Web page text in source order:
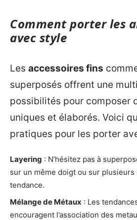
Comment porter les
avec style
Les accessoires fins
superposés offrent une
possibilités pour composer
uniques et élaborés. Voici
pratiques pour les porter
Layering : N’hésitez pas à
sur un même doigt ou sur
tendance.
Mélange de Métaux : Les
encouragent l’association des